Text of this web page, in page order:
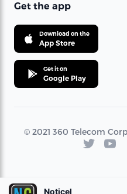
Get the app
Download on the
App Store
Get it on
Google Play
© 2021 360 Telecom
Noticel